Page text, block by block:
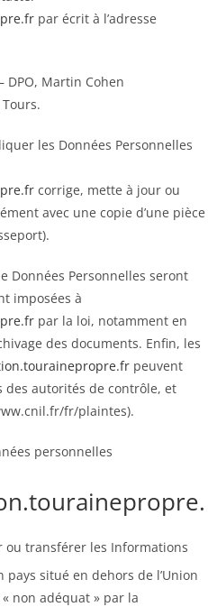
par écrit à l’adresse
DPO, Martin Cohen
les Données Personnelles
corrige, mette à jour ou
avec une copie d’une pièce
Données Personnelles seront
imposées à
par la loi, notamment en
des documents. Enfin, les
peuvent
autorités de contrôle, et
fr/plaintes).
personnelles
ou transférer les Informations
situé en dehors de l’Union
non adéquat » par la